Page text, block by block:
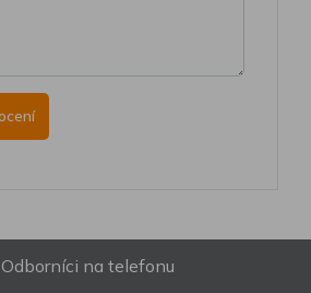
Odborníci na telefonu